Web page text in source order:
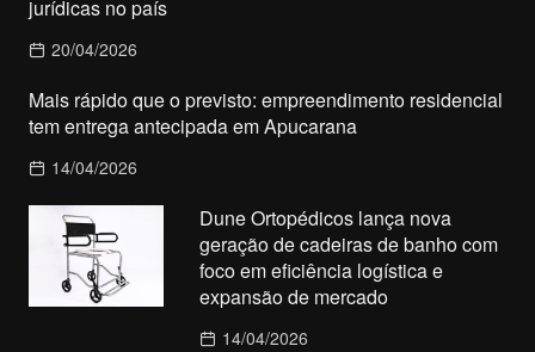
jurídicas no país
20/04/2026
Mais rápido que o previsto: empreendimento residencial
tem entrega antecipada em Apucarana
14/04/2026
Dune Ortopédicos lança nova
geração de cadeiras de banho com
foco em eficiência logística e
expansão de mercado
14/04/2026